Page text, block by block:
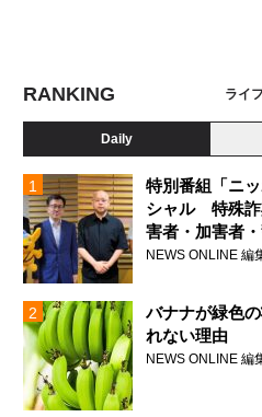
RANKING ライ
Daily
特別番組「ニ
シャル 特殊詐
害者・加害者
リュウの実態
NEWS ONLINE 編
バナナが緑色
れない理由
NEWS ONLINE 編